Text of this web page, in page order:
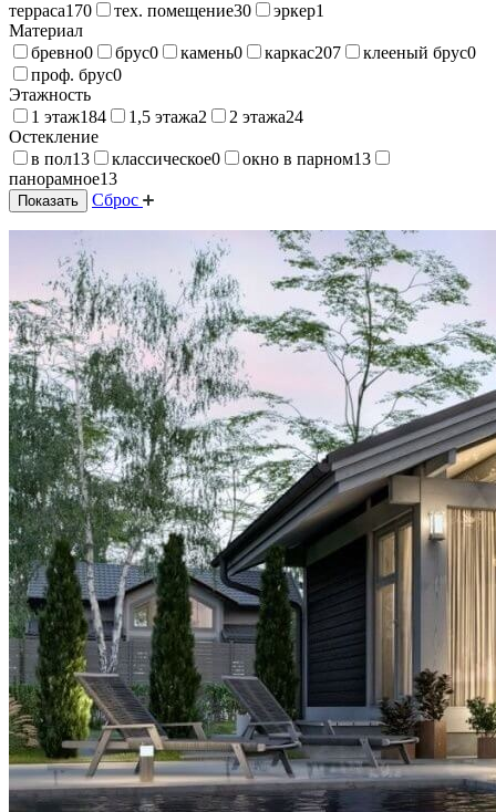
терраса170 тех. помещение30 эркер1
Материал
бревно0 брус0 камень0 каркас207 клееный брус0
проф. брус0
Этажность
1 этаж184 1,5 этажа2 2 этажа24
Остекление
в пол13 классическое0 окно в парном13
панорамное13
Показать Сброс